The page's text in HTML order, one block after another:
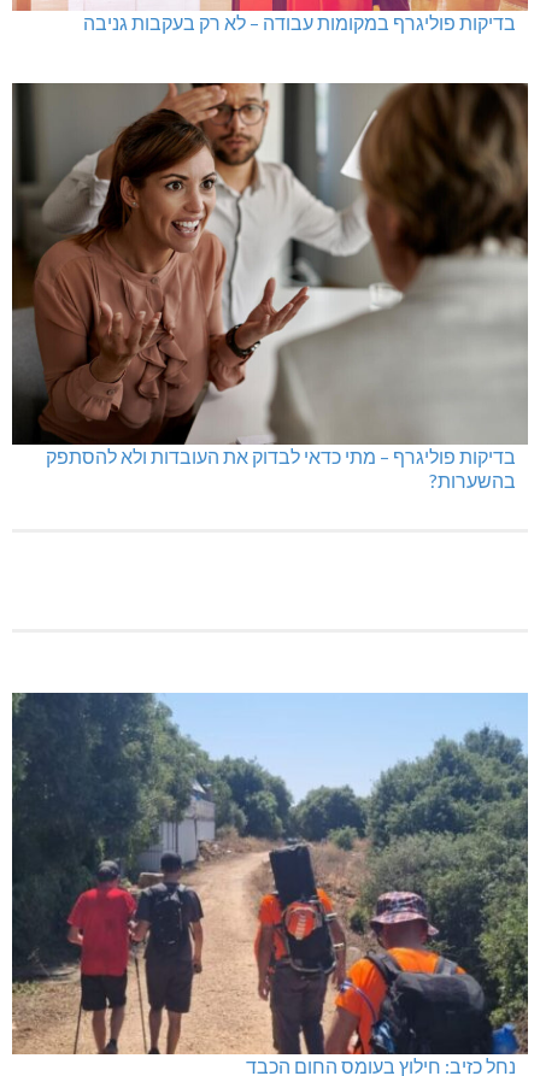
גם בחום הכבד: לא מוותרים על הדמוקרטיה
בדיקות פוליגרף במקומות עבודה – לא רק בעקבות גניבה